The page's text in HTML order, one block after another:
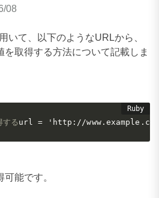
08
いて、以下のようなURLから、
取得する方法について記載しま
るurl = 'http://
能です。